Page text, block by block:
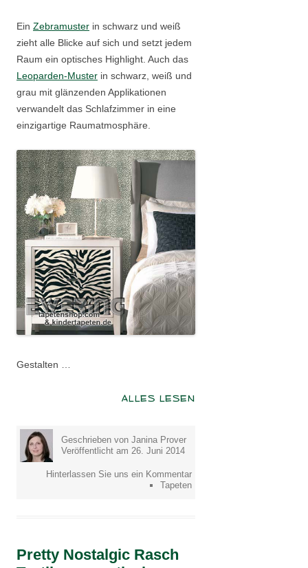
Ein Zebramuster in schwarz und weiß
zieht alle Blicke auf sich und setzt jedem
Raum ein optisches Highlight. Auch das
Leoparden-Muster in schwarz, weiß und
grau mit glänzenden Applikationen
verwandelt das Schlafzimmer in eine
einzigartige Raumatmosphäre.
Gestalten …
ALLES LESEN
Geschrieben von Janina Prover
Veröffentlicht am 26. Juni 2014
Hinterlassen Sie uns ein Kommentar
Tapeten
Pretty Nostalgic Rasch